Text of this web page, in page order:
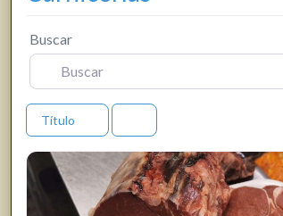
Buscar
Título